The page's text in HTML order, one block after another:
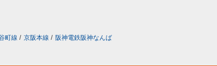
町線 / 京阪本線 / 阪神電鉄阪神なんば